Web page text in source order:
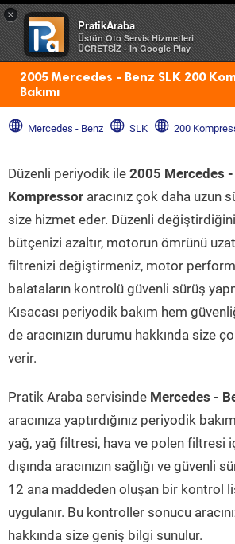
×
PratikAraba
Üstün Oto Servis Hizmetleri
ÜCRETSİZ - In Google Play
2005 Mercedes - Benz SLK 200
Bakımı
Mercedes - Benz SLK 200
Düzenli periyodik ile 2005 Mercedes
Kompressor aracınız çok daha uzun
size hizmet eder. Düzenli
bütçenizi azaltır, motorun ömrünü
filtrenizi değiştirmeniz, motor
balataların kontrolü güvenli sürüş
Kısacası periyodik bakım hem
de aracınızın durumu hakkında size
verir.
Pratik Araba servisinde Mercedes -
aracınıza yaptırdığınız periyodik
yağ, yağ filtresi, hava ve polen filtresi
dışında aracınızın sağlığı ve güvenli
12 ana maddeden oluşan bir kontrol
uygulanır. Bu kontroller sonucu
hakkında size geniş bilgi sunulur.